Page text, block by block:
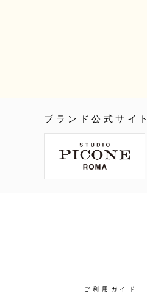
ブランド公式サイト
ご利用ガイド